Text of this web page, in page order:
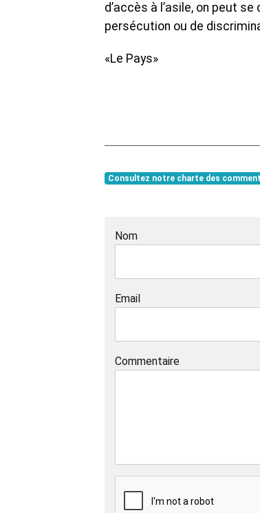
d’accès à l’asile, on peut
persécution ou de
«Le Pays»
Consultez notre charte des
Nom
Email
Commentaire